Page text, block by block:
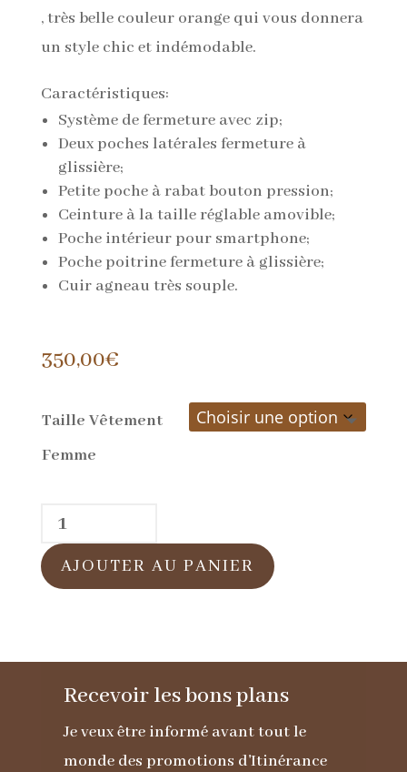
, très belle couleur orange qui vous donnera
un style chic et indémodable.
Caractéristiques:
Système de fermeture avec zip;
Deux poches latérales fermeture à
glissière;
Petite poche à rabat bouton pression;
Ceinture à la taille réglable amovible;
Poche intérieur pour smartphone;
Poche poitrine fermeture à glissière;
Cuir agneau très souple.
350,00€
Taille Vêtement
Femme
quantité
de
Blouson
en
cuir
agneau
AJOUTER AU PANIER
Recevoir les bons plans
Je veux être informé avant tout le
monde des promotions d'Itinérance